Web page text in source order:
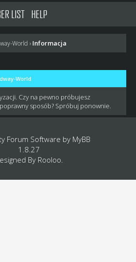
LIST HELP
World › Informacja
World
Czy na pewno próbujesz
sposób? Spróbuj ponownie.
Forum Software by MyBB
1.8.27
By Rooloo.